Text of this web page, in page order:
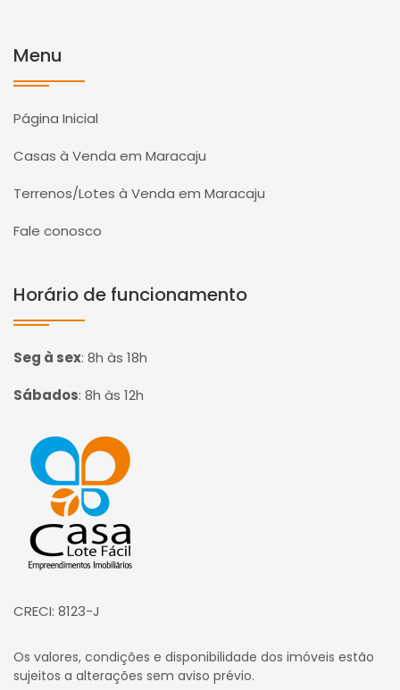
Menu
Página Inicial
Casas à Venda em Maracaju
Terrenos/Lotes à Venda em Maracaju
Fale conosco
Horário de funcionamento
Seg à sex: 8h às 18h
Sábados: 8h às 12h
Página inicial
CRECI: 8123-J
Os valores, condições e disponibilidade dos imóveis estão
sujeitos a alterações sem aviso prévio.